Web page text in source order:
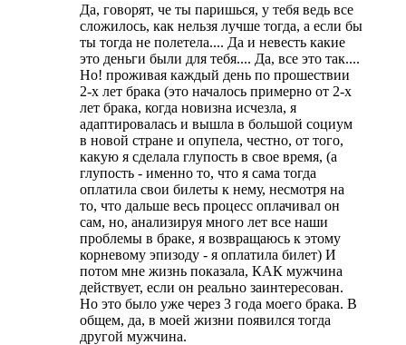
Да, говорят, че ты паришься, у тебя ведь все
сложилось, как нельзя лучше тогда, а если бы
ты тогда не полетела.... Да и невесть какие
это деньги были для тебя.... Да, все это так....
Но! проживая каждый день по прошествии
2-х лет брака (это началось примерно от 2-х
лет брака, когда новизна исчезла, я
адаптировалась и вышла в большой социум
в новой стране и опупела, честно, от того,
какую я сделала глупость в свое время, (а
глупость - именно то, что я сама тогда
оплатила свои билеты к нему, несмотря на
то, что дальше весь процесс оплачивал он
сам, но, анализируя много лет все наши
проблемы в браке, я возвращаюсь к этому
корневому эпизоду - я оплатила билет) И
потом мне жизнь показала, КАК мужчина
действует, если он реально заинтересован.
Но это было уже через 3 года моего брака. В
общем, да, в моей жизни появился тогда
другой мужчина.